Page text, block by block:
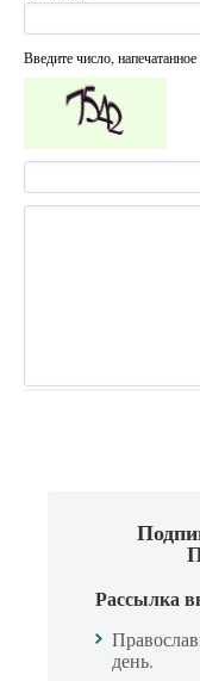
Введите число,
Рассылка
день.